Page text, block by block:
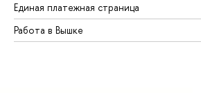
Единая платежная страница
Работа в Вышке